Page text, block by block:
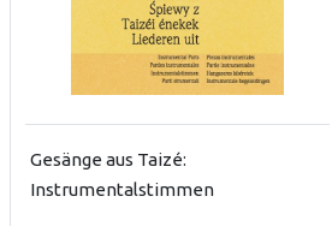
Gesänge aus Taizé:
Instrumentalstimmen